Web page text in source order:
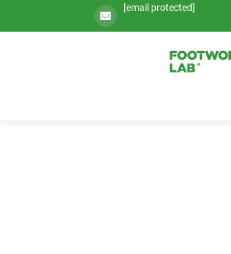
[email protected]